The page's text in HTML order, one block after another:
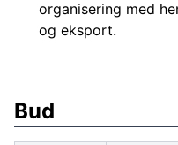
organisering med
og eksport.
Bud